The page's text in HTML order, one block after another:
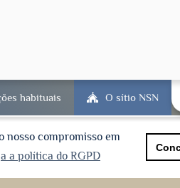
habituais O sítio NSN
nosso compromisso em
a política do RGPD